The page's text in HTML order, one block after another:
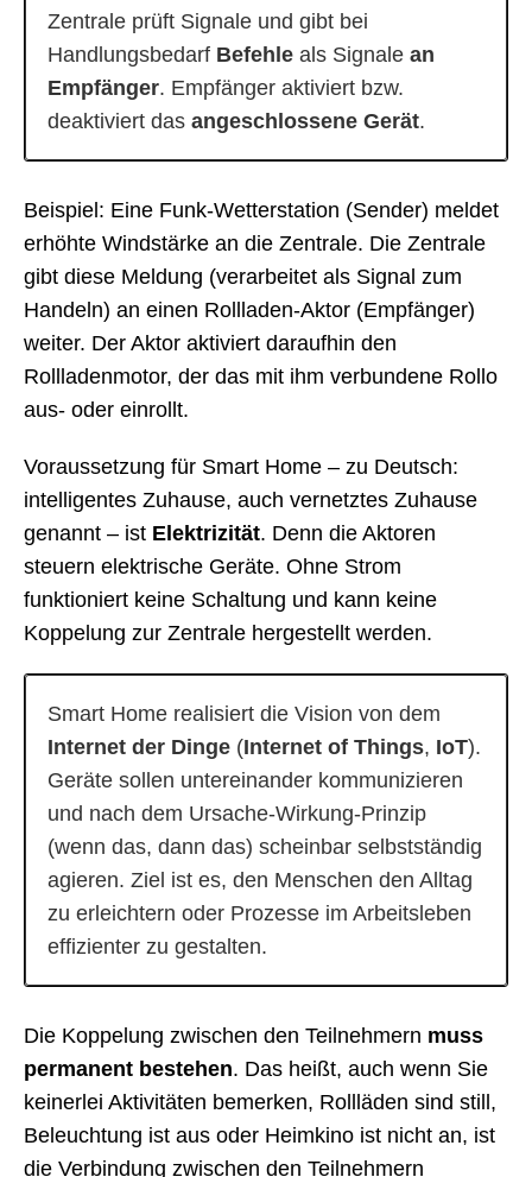
Zentrale prüft Signale und gibt bei
Handlungsbedarf Befehle als Signale an
Empfänger. Empfänger aktiviert bzw.
deaktiviert das angeschlossene Gerät.
Beispiel: Eine Funk-Wetterstation (Sender) meldet
erhöhte Windstärke an die Zentrale. Die Zentrale
gibt diese Meldung (verarbeitet als Signal zum
Handeln) an einen Rollladen-Aktor (Empfänger)
weiter. Der Aktor aktiviert daraufhin den
Rollladenmotor, der das mit ihm verbundene Rollo
aus- oder einrollt.
Voraussetzung für Smart Home – zu Deutsch:
intelligentes Zuhause, auch vernetztes Zuhause
genannt – ist Elektrizität. Denn die Aktoren
steuern elektrische Geräte. Ohne Strom
funktioniert keine Schaltung und kann keine
Koppelung zur Zentrale hergestellt werden.
Smart Home realisiert die Vision von dem
Internet der Dinge (Internet of Things, IoT).
Geräte sollen untereinander kommunizieren
und nach dem Ursache-Wirkung-Prinzip
(wenn das, dann das) scheinbar selbstständig
agieren. Ziel ist es, den Menschen den Alltag
zu erleichtern oder Prozesse im Arbeitsleben
effizienter zu gestalten.
Die Koppelung zwischen den Teilnehmern muss
permanent bestehen. Das heißt, auch wenn Sie
keinerlei Aktivitäten bemerken, Rollläden sind still,
Beleuchtung ist aus oder Heimkino ist nicht an, ist
die Verbindung zwischen den Teilnehmern